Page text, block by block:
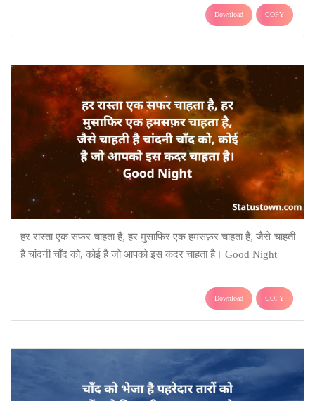
Download COPY
हर रास्ता एक सफर चाहता है, हर मुसाफिर एक हमसफ़र चाहता है, जैसे चाहती
है चांदनी चाँद को, कोई है जो आपको इस कदर चाहता है। Good Night
Download COPY